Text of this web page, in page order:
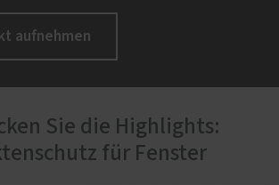
aufnehmen
Sie die Highlights:
für Fenster